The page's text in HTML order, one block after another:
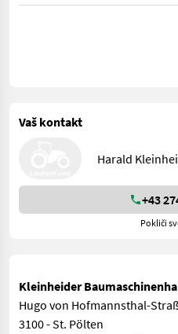
Vaš kontakt
Harald
+43
Pokliči
Kleinheider
Hugo von Hofmannsthal-
3100 - St. Pölten